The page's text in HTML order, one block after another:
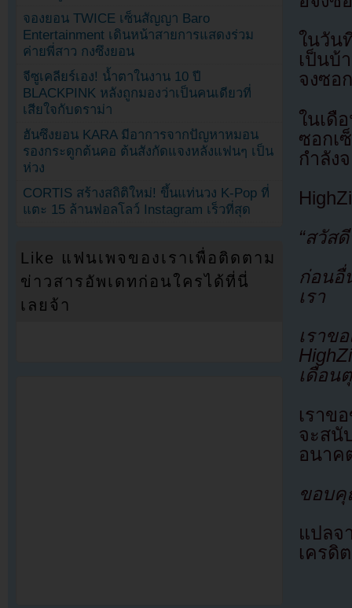
ในวัน
เป็นบ้
จงซอ
ในเดื
ซอกเ
กำลัง
“สวัส
ก่อนอื่
เรา
เราข
เดือน
เราข
จะสนั
อนาค
ขอบคุ
แปล
เครดิ
จองยอน TWICE เซ็นสัญญา Baro
Entertainment เดินหน้าสายการแสดงร่วม
ค่ายพี่สาว กงซึงยอน
จีซูเคลียร์เอง! น้ำตาในงาน 10 ปี
BLACKPINK หลังถูกมองว่าเป็นคนเดียวที่
เสียใจกับดราม่า
ฮันซึงยอน KARA มีอาการจากปัญหาหมอน
รองกระดูกต้นคอ ต้นสังกัดแจงหลังแฟนๆ เป็น
ห่วง
CORTIS สร้างสถิติใหม่! ขึ้นแท่นวง K-Pop ที่
แตะ 15 ล้านฟอลโลว์ Instagram เร็วที่สุด
Like แฟนเพจของเราเพื่อติดตาม
ข่าวสารอัพเดทก่อนใครได้ที่นี่
เลยจ้า